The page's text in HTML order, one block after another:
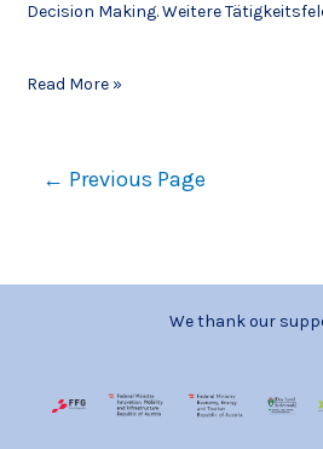
Decision Making. Weitere
Read More »
← Previous Page
We thank our